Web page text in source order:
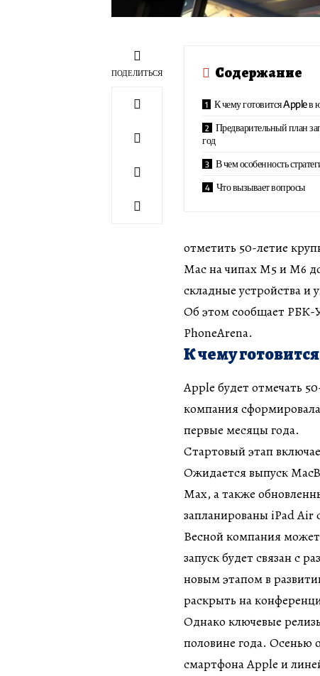
ПОДЕЛИТЬСЯ Содержание
К чему готовится Apple в
Предварительный план
год
В чем особенность
Что вызывает вопросы
отметить 50-летие
Mac на чипах M5 и M6
складные устройства
Об этом сообщает РБК-
PhoneArena.
К чему
Apple будет отмечать
компания
первые месяцы года.
Стартовый этап
Ожидается выпуск
Max, а также
запланированы iPad Air
Весной компания
запуск будет связан с
новым этапом в
раскрыть на
Однако ключевые
половине года. Осенью
смартфона Apple и